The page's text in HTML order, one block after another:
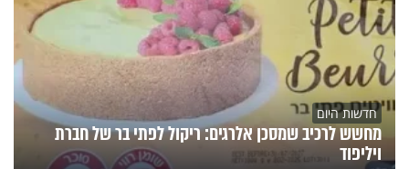
חדשות היום
מחשש לרכיב שמסכן אלרגים: ריקול לפתי בר של חברת
ויליפוד